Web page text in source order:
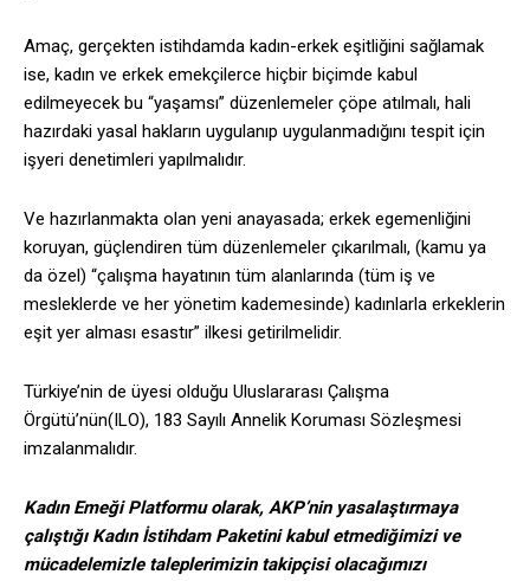
Amaç, gerçekten istihdamda kadın-erkek eşitliğini sağlamak
ise, kadın ve erkek emekçilerce hiçbir biçimde kabul
edilmeyecek bu “yaşamsı” düzenlemeler çöpe atılmalı, hali
hazırdaki yasal hakların uygulanıp uygulanmadığını tespit için
işyeri denetimleri yapılmalıdır.
Ve hazırlanmakta olan yeni anayasada; erkek egemenliğini
koruyan, güçlendiren tüm düzenlemeler çıkarılmalı, (kamu ya
da özel) “çalışma hayatının tüm alanlarında (tüm iş ve
mesleklerde ve her yönetim kademesinde) kadınlarla erkeklerin
eşit yer alması esastır” ilkesi getirilmelidir.
Türkiye’nin de üyesi olduğu Uluslararası Çalışma
Örgütü’nün(ILO), 183 Sayılı Annelik Koruması Sözleşmesi
imzalanmalıdır.
Kadın Emeği Platformu olarak, AKP’nin yasalaştırmaya
çalıştığı Kadın İstihdam Paketini kabul etmediğimizi ve
mücadelemizle taleplerimizin takipçisi olacağımızı